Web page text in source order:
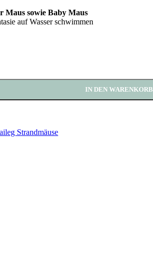
Maus sowie Baby Maus
auf Wasser schwimmen
IN DEN WARENKORB
Strandmäuse